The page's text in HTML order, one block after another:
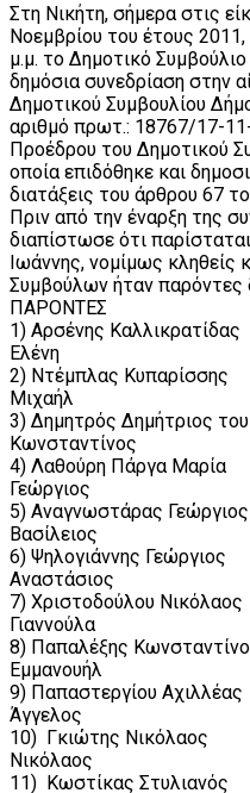
Στη Νικήτη, σήμερα στις
Νοεμβρίου του έτους
μ.μ. το Δημοτικό
δημόσια συνεδρίαση στην
Δημοτικού Συμβουλίου
αριθμό πρωτ.: 18767/17-
Προέδρου του Δημοτικού
οποία επιδόθηκε και
διατάξεις του άρθρου 67
Πριν από την έναρξη της
διαπίστωσε ότι
Ιωάννης, νομίμως κληθείς
Συμβούλων ήταν παρόντες
1) Αρσένης
Ελένη
2) Ντέμπλας
Μιχαήλ
3) Δημητρός
Κωνσταντίνος
4) Λαθούρη Πάργα
Γεώργιος
5) Αναγνωστάρας
Βασίλειος
6) Ψηλογιάννης
Αναστάσιος
7) Χριστοδούλου
Γιαννούλα
8) Παπαλέξης
Εμμανουήλ
9) Παπαστεργίου
Άγγελος
10) Γκιώτης
Νικόλαος
11) Κωστίκας Στυλιανός